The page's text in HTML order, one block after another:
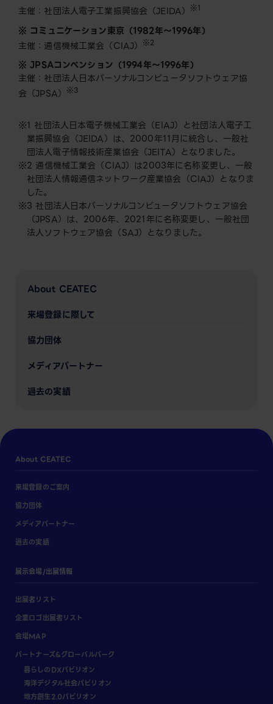
About CEATEC
来場登録に際して
協力団体
メディアパートナー
過去の実績
主催：社団法人電子工業振興協会（JEIDA） ※1
※ コミュニケーション東京（1982年～1996年）
主催：通信機械工業会（CIAJ） ※2
※ JPSAコンベンション（1994年～1996年）
主催：社団法人日本パーソナルコンピュータソフトウェア協
会（JPSA） ※3
※1 社団法人日本電子機械工業会（EIAJ）と社団法人電子工
業振興協会（JEIDA）は、2000年11月に統合し、一般社
団法人電子情報技術産業協会（JEITA）となりました。
※2 通信機械工業会（CIAJ）は2003年に名称変更し、一般
社団法人情報通信ネットワーク産業協会（CIAJ）となりま
した。
※3 社団法人日本パーソナルコンピュータソフトウェア協会
（JPSA）は、2006年、2021年に名称変更し、一般社団
法人ソフトウェア協会（SAJ）となりました。
About CEATEC
来場登録のご案内
協力団体
メディアパートナー
過去の実績
展示会場/出展情報
出展者リスト
企業ロゴ出展者リスト
会場MAP
パートナーズ&グローバルパーク
暮らしのDXパビリオン
海洋デジタル社会パビリオン
地方創生2.0パビリオン